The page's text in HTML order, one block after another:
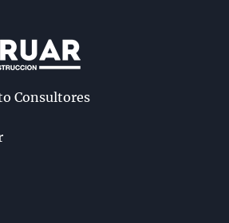
Consultores